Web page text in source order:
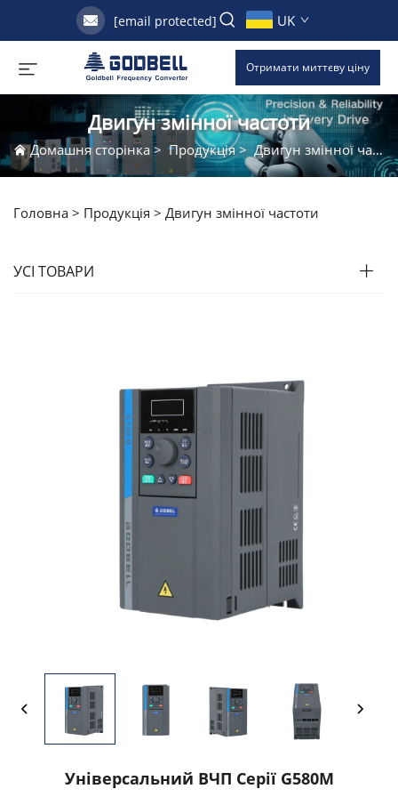
[email protected] UK
Отримати миттєву ціну
Двигун змінної частоти
Домашня сторінка>Продукція> Двигун змінної частоти
Головна > Продукція > Двигун змінної частоти
УСІ ТОВАРИ
Універсальний ВЧП Серії G580M